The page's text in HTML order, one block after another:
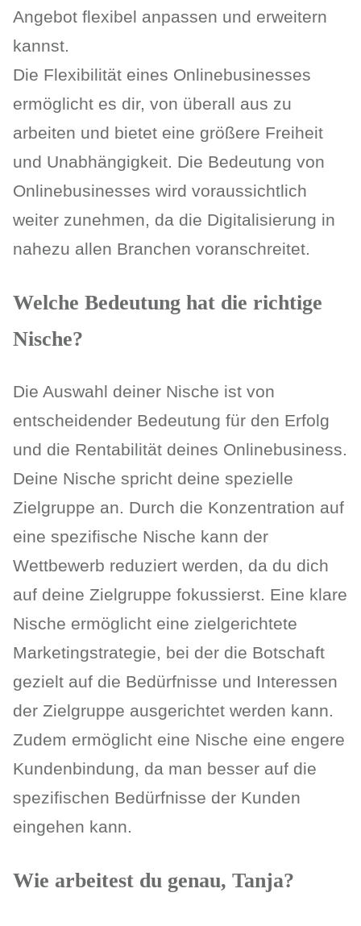
Angebot flexibel anpassen und erweitern
kannst.
Die Flexibilität eines Onlinebusinesses
ermöglicht es dir, von überall aus zu
arbeiten und bietet eine größere Freiheit
und Unabhängigkeit. Die Bedeutung von
Onlinebusinesses wird voraussichtlich
weiter zunehmen, da die Digitalisierung in
nahezu allen Branchen voranschreitet.
Welche Bedeutung hat die richtige
Nische?
Die Auswahl deiner Nische ist von
entscheidender Bedeutung für den Erfolg
und die Rentabilität deines Onlinebusiness.
Deine Nische spricht deine spezielle
Zielgruppe an. Durch die Konzentration auf
eine spezifische Nische kann der
Wettbewerb reduziert werden, da du dich
auf deine Zielgruppe fokussierst. Eine klare
Nische ermöglicht eine zielgerichtete
Marketingstrategie, bei der die Botschaft
gezielt auf die Bedürfnisse und Interessen
der Zielgruppe ausgerichtet werden kann.
Zudem ermöglicht eine Nische eine engere
Kundenbindung, da man besser auf die
spezifischen Bedürfnisse der Kunden
eingehen kann.
Wie arbeitest du genau, Tanja?